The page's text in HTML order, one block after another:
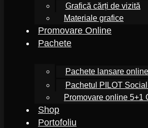
Grafică cărți de vizită
Materiale grafice
Promovare Online
Pachete
Pachete lansare online
Pachetul PILOT
Promovare online 5+1
Shop
Portofoliu